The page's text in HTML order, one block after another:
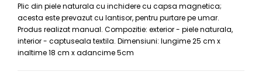
Plic din piele naturala cu inchidere cu capsa magnetica;
acesta este prevazut cu lantisor, pentru purtare pe umar.
Produs realizat manual. Compozitie: exterior - piele naturala,
interior - captuseala textila. Dimensiuni: lungime 25 cm x
inaltime 18 cm x adancime 5cm